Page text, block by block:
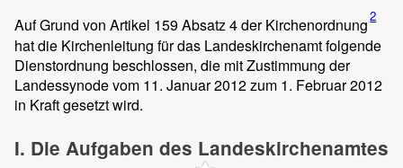
Auf Grund von Artikel 159 Absatz 4 der Kirchenordnung2
hat die Kirchenleitung für das Landeskirchenamt folgende
Dienstordnung beschlossen, die mit Zustimmung der
Landessynode vom 11. Januar 2012 zum 1. Februar 2012
in Kraft gesetzt wird.
I. Die Aufgaben des Landeskirchenamtes